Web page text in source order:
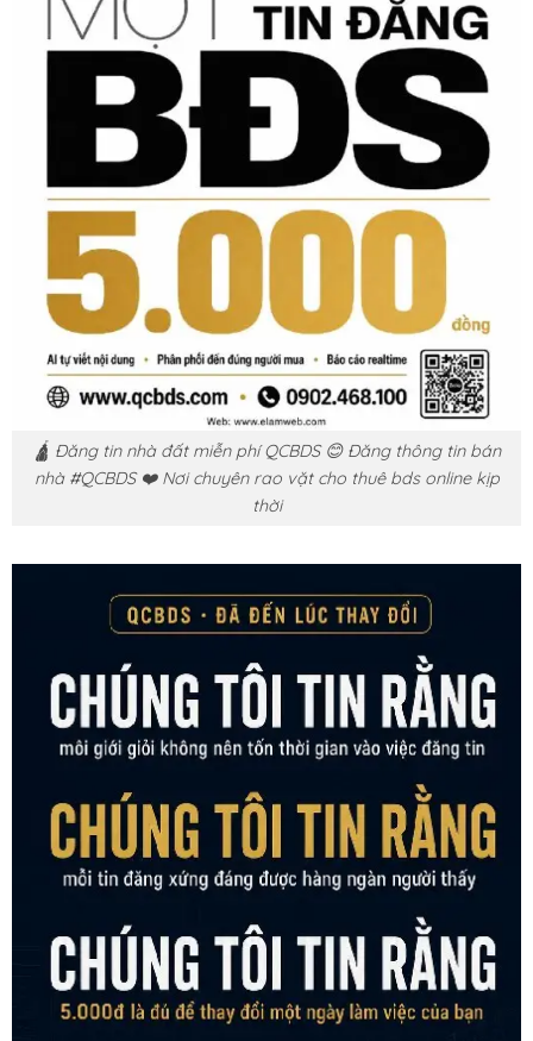
🛕 Đăng tin nhà đất miễn phí QCBDS 😊 Đăng thông tin bán
nhà #QCBDS ❤️ Nơi chuyên rao vặt cho thuê bds online kịp
thời